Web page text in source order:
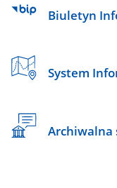
Biuletyn
System
Archiwalna